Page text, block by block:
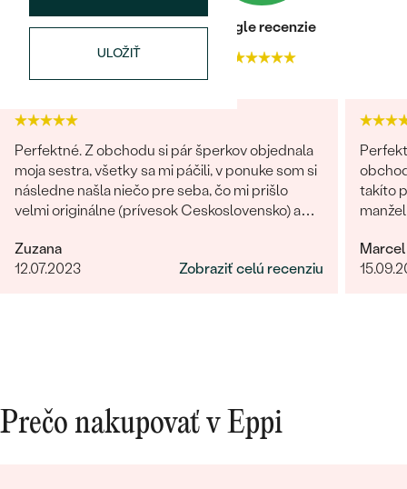
Bestsellery
ULOŽIŤ
Heuréka recenzie
4.9
Google recenzie
Perfektné. Z obchodu si pár šperkov objednala
moja sestra, všetky sa mi páčili, v ponuke som si
následne našla niečo pre seba, čo mi prišlo
velmi originálne (prívesok Ceskoslovensko) a
komunikácia a doručenie tovaru na 1 s ⭐️.
Obchod a tovar odporúčam, kto hladá šperk,
Zuzana
12.07.2023
Zobraziť celú recenziu
takíto
Marcel
Prečo nakupovať v Eppi